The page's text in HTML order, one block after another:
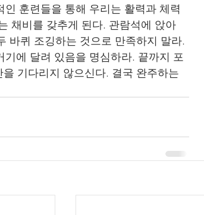
훈련들을 통해 우리는 활력과 체력
채비를 갖추게 된다. 관람석에 앉아
바퀴 조깅하는 것으로 만족하지 말라.
에 달려 있음을 명심하라. 끝까지 포
기다리지 않으신다. 결국 완주하는